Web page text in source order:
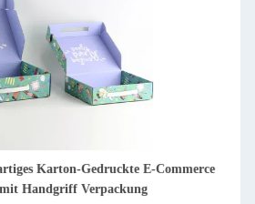
Rosa Bedruckt Wellkarton